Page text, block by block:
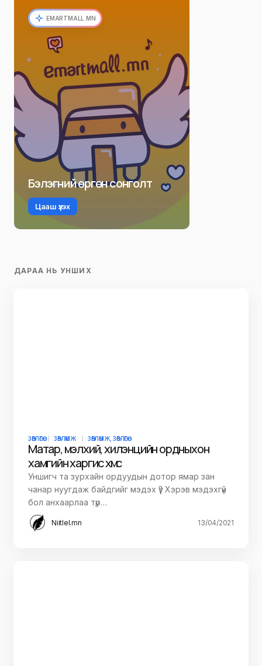
EMARTMALL.MN
Бэлэгний өргөн сонголт
Цааш үзэх
ДАРАА НЬ УНШИХ
ЗӨВЛӨГӨӨ ЗӨВЛӨМЖ ЗӨВЛӨМЖ, ЗӨВЛӨГӨӨ
Матар, мэлхий, хилэнцийн ордныхон
хамгийн харгис хүмүүс
Уншигч та зурхайн ордуудын дотор ямар зан
чанар нуугдаж байдгийг мэдэх үү? Хэрэв мэдэхгүй
бол анхаарлаа түр…
Niitlel.mn 13/04/2021